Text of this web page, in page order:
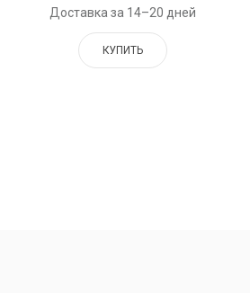
Доставка за 14–20 дней
КУПИТЬ